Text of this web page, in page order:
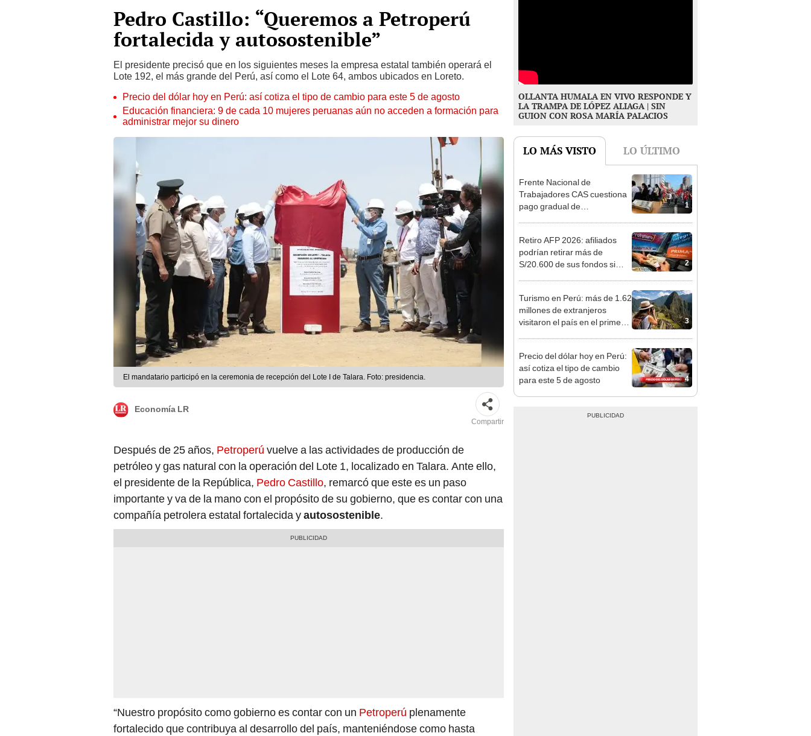
Pedro Castillo: “Queremos a Petroperú
fortalecida y autosostenible”
El presidente precisó que en los siguientes meses la empresa estatal también operará el
Lote 192, el más grande del Perú, así como el Lote 64, ambos ubicados en Loreto.
Precio del dólar hoy en Perú: así cotiza el tipo de cambio para este 5 de agosto
Educación financiera: 9 de cada 10 mujeres peruanas aún no acceden a formación para
administrar mejor su dinero
El mandatario participó en la ceremonia de recepción del Lote I de Talara. Foto: presidencia.
Economía LR
Compartir
Después de 25 años, Petroperú vuelve a las actividades de producción de
petróleo y gas natural con la operación del Lote 1, localizado en Talara. Ante ello,
el presidente de la República, Pedro Castillo, remarcó que este es un paso
importante y va de la mano con el propósito de su gobierno, que es contar con una
compañía petrolera estatal fortalecida yautosostenible.
“Nuestro propósito como gobierno es contar con un Petroperú plenamente
fortalecido que contribuya al desarrollo del país, manteniéndose como hasta
OLLANTA HUMALA EN VIVO RESPONDE Y
LA TRAMPA DE LÓPEZ ALIAGA | SIN
GUION CON ROSA MARÍA PALACIOS
LO MÁS VISTO LO ÚLTIMO
1
Frente Nacional de
Trabajadores CAS cuestiona
pago gradual de
2
Retiro AFP 2026: afiliados
podrían retirar más de
S/20.600 de sus fondos si
3
Turismo en Perú: más de 1.62
millones de extranjeros
visitaron el país en el primer
4
Precio del dólar hoy en Perú:
así cotiza el tipo de cambio
para este 5 de agosto